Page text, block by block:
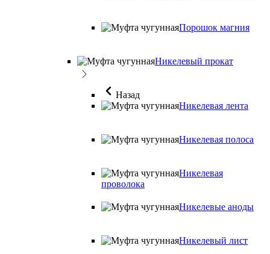
Порошок магния
Никелевый прокат
Назад
Никелевая лента
Никелевая полоса
Никелевая
проволока
Никелевые аноды
Никелевый лист